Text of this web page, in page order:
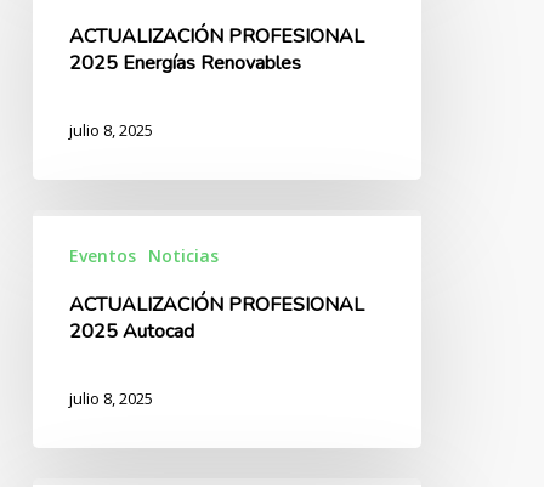
Energías
Renovables
ACTUALIZACIÓN PROFESIONAL
2025 Energías Renovables
julio 8, 2025
ACTUALIZACIÓN
PROFESIONAL
Autocad
Eventos Noticias
ACTUALIZACIÓN PROFESIONAL
2025 Autocad
julio 8, 2025